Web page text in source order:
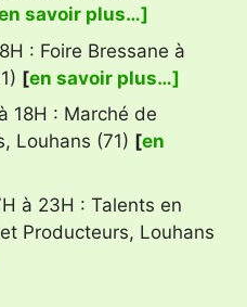
savoir plus…]
: Foire Bressane à
[en savoir plus…]
18H : Marché de
Louhans (71) [en
à 23H : Talents en
Producteurs, Louhans